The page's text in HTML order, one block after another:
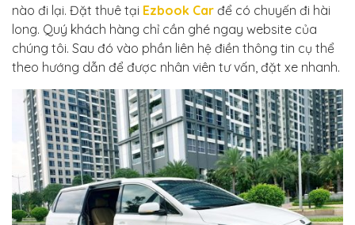
nào đi lại. Đặt thuê tại Ezbook Car để có chuyến đi hài
long. Quý khách hàng chỉ cần ghé ngay website của
chúng tôi. Sau đó vào phần liên hệ điền thông tin cụ thể
theo hướng dẫn để được nhân viên tư vấn, đặt xe nhanh.